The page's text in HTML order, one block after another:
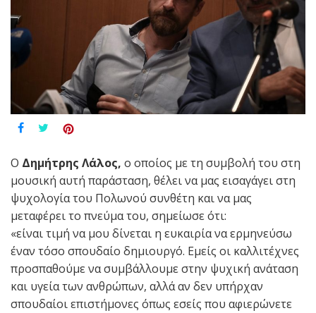
Ο Δημήτρης Λάλος, ο οποίος με τη συμβολή του στη
μουσική αυτή παράσταση, θέλει να μας εισαγάγει στη
ψυχολογία του Πολωνού συνθέτη και να μας
μεταφέρει το πνεύμα του, σημείωσε ότι:
«είναι τιμή να μου δίνεται η ευκαιρία να ερμηνεύσω
έναν τόσο σπουδαίο δημιουργό. Εμείς οι καλλιτέχνες
προσπαθούμε να συμβάλλουμε στην ψυχική ανάταση
και υγεία των ανθρώπων, αλλά αν δεν υπήρχαν
σπουδαίοι επιστήμονες όπως εσείς που αφιερώνετε